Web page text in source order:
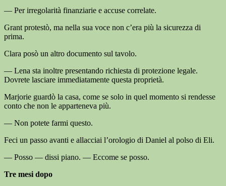
— Per irregolarità finanziarie e accuse correlate.
Grant protestò, ma nella sua voce non c’era più la sicurezza di
prima.
Clara posò un altro documento sul tavolo.
— Lena sta inoltre presentando richiesta di protezione legale.
Dovrete lasciare immediatamente questa proprietà.
Marjorie guardò la casa, come se solo in quel momento si rendesse
conto che non le apparteneva più.
— Non potete farmi questo.
Feci un passo avanti e allacciai l’orologio di Daniel al polso di Eli.
— Posso — dissi piano. — Eccome se posso.
Tre mesi dopo